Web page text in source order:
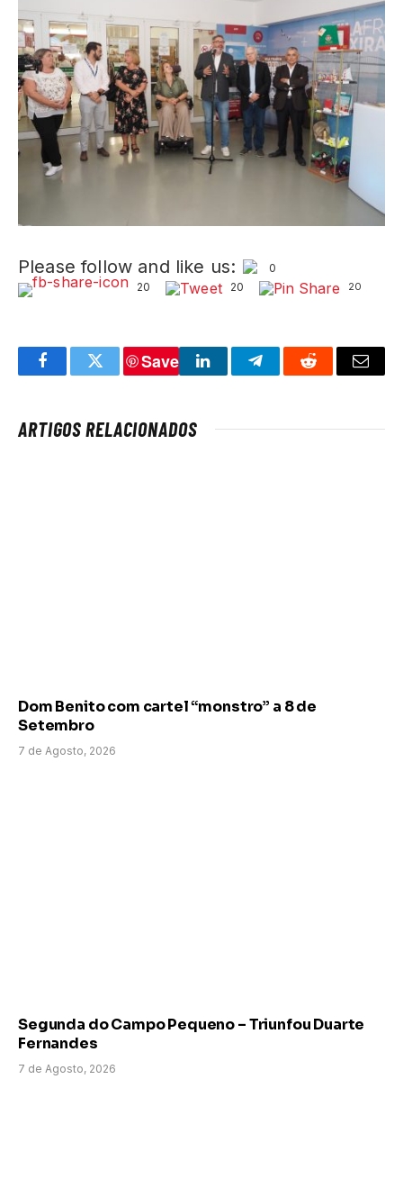
Please follow and like us:
0
20
20 20
FacebookTwitter
Save
LinkedInTelegramReddit Email
ARTIGOS RELACIONADOS
Dom Benito com cartel “monstro” a 8 de
Setembro
7 de Agosto, 2026
Segunda do Campo Pequeno – Triunfou Duarte
Fernandes
7 de Agosto, 2026